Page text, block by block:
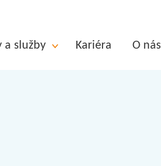
a služby Kariéra O nás